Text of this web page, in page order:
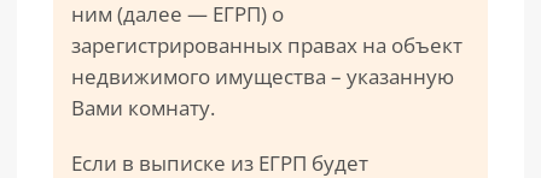
ним (далее — ЕГРП) о
зарегистрированных правах на объект
недвижимого имущества – указанную
Вами комнату.
Если в выписке из ЕГРП будет